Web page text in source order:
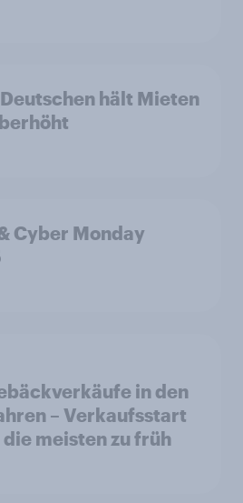
hält Mieten
Cyber Monday
in den
– Verkaufsstart
meisten zu früh